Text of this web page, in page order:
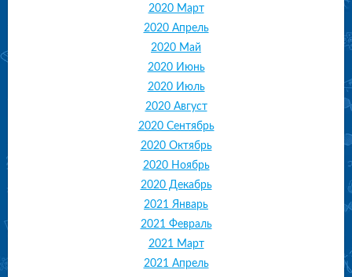
2020 Март
2020 Апрель
2020 Май
2020 Июнь
2020 Июль
2020 Август
2020 Сентябрь
2020 Октябрь
2020 Ноябрь
2020 Декабрь
2021 Январь
2021 Февраль
2021 Март
2021 Апрель